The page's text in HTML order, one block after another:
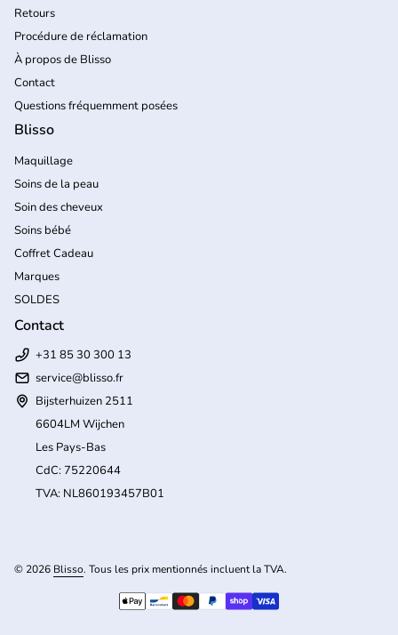
Retours
Procédure de réclamation
À propos de Blisso
Contact
Questions fréquemment posées
Blisso
Maquillage
Soins de la peau
Soin des cheveux
Soins bébé
Coffret Cadeau
Marques
SOLDES
Contact
+31 85 30 300 13
service@blisso.fr
Bijsterhuizen 2511
6604LM Wijchen
Les Pays-Bas
CdC: 75220644
TVA: NL860193457B01
© 2026 Blisso. Tous les prix mentionnés incluent la TVA.
Modes de paiement